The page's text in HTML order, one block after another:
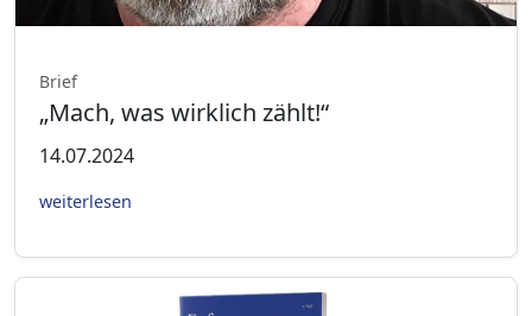
Brief
„Mach, was wirklich zählt!“
14.07.2024
weiterlesen